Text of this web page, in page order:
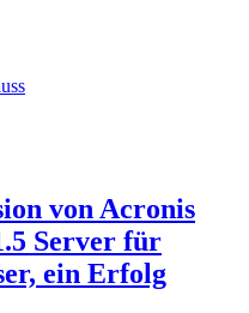
von Acronis
Server für
ein Erfolg